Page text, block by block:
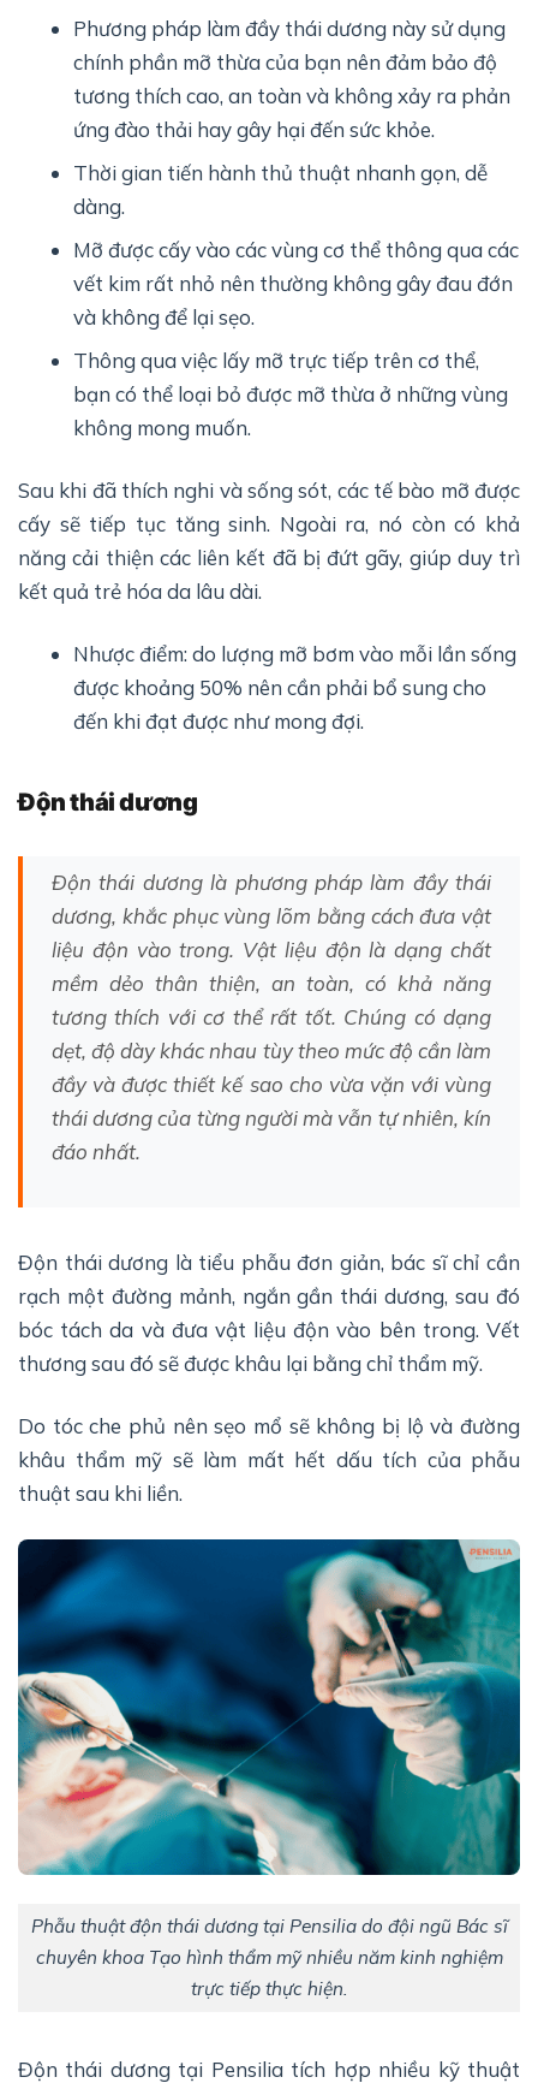
Phương pháp làm đầy thái dương này sử dụng
chính phần mỡ thừa của bạn nên đảm bảo độ
tương thích cao, an toàn và không xảy ra phản
ứng đào thải hay gây hại đến sức khỏe.
Thời gian tiến hành thủ thuật nhanh gọn, dễ
dàng.
Mỡ được cấy vào các vùng cơ thể thông qua các
vết kim rất nhỏ nên thường không gây đau đớn
và không để lại sẹo.
Thông qua việc lấy mỡ trực tiếp trên cơ thể,
bạn có thể loại bỏ được mỡ thừa ở những vùng
không mong muốn.
Sau khi đã thích nghi và sống sót, các tế bào mỡ được
cấy sẽ tiếp tục tăng sinh. Ngoài ra, nó còn có khả
năng cải thiện các liên kết đã bị đứt gãy, giúp duy trì
kết quả trẻ hóa da lâu dài.
Nhược điểm: do lượng mỡ bơm vào mỗi lần sống
được khoảng 50% nên cần phải bổ sung cho
đến khi đạt được như mong đợi.
Độn thái dương
Độn thái dương là phương pháp làm đầy thái
dương, khắc phục vùng lõm bằng cách đưa vật
liệu độn vào trong. Vật liệu độn là dạng chất
mềm dẻo thân thiện, an toàn, có khả năng
tương thích với cơ thể rất tốt. Chúng có dạng
dẹt, độ dày khác nhau tùy theo mức độ cần làm
đầy và được thiết kế sao cho vừa vặn với vùng
thái dương của từng người mà vẫn tự nhiên, kín
đáo nhất.
Độn thái dương là tiểu phẫu đơn giản, bác sĩ chỉ cần
rạch một đường mảnh, ngắn gần thái dương, sau đó
bóc tách da và đưa vật liệu độn vào bên trong. Vết
thương sau đó sẽ được khâu lại bằng chỉ thẩm mỹ.
Do tóc che phủ nên sẹo mổ sẽ không bị lộ và đường
khâu thẩm mỹ sẽ làm mất hết dấu tích của phẫu
thuật sau khi liền.
Phẫu thuật độn thái dương tại Pensilia do đội ngũ Bác sĩ
chuyên khoa Tạo hình thẩm mỹ nhiều năm kinh nghiệm
trực tiếp thực hiện.
Độn thái dương tại Pensilia tích hợp nhiều kỹ thuật